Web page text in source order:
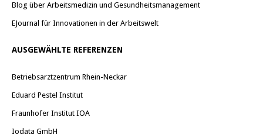
Blog über Arbeitsmedizin und Gesundheitsmanagement
EJournal für Innovationen in der Arbeitswelt
AUSGEWÄHLTE REFERENZEN
Betriebsarztzentrum Rhein-Neckar
Eduard Pestel Institut
Fraunhofer Institut IOA
Iodata GmbH